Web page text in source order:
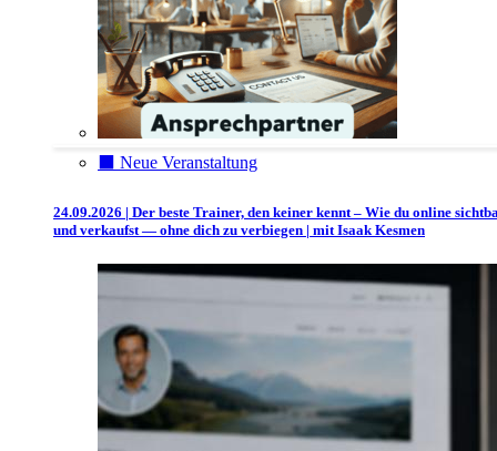
⬛️ Neue Veranstaltung
24.09.2026 | Der beste Trainer, den keiner kennt – Wie du online
und verkaufst — ohne dich zu verbiegen | mit Isaak Kesmen